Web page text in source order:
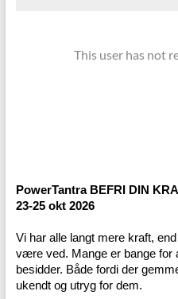
This user has not
PowerTantra BEFRI DIN
23-25 okt 2026
Vi har alle langt mere kraft,
være ved. Mange er bange for
besidder. Både fordi der
ukendt og utryg for dem.